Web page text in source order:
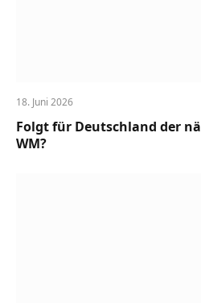
18. Juni 2026
Folgt für Deutschland der
WM?